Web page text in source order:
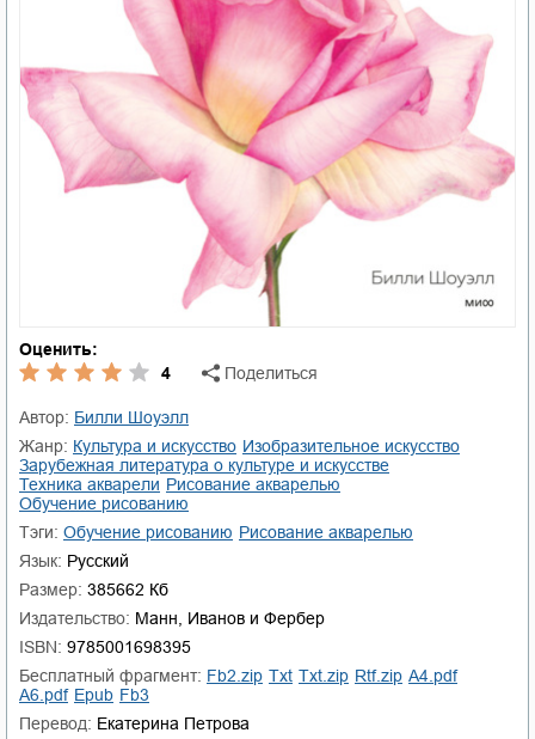
Оценить:
4
Поделиться
Автор:
Билли Шоуэлл
Жанр:
культура и искусство
изобразительное искусство
зарубежная литература о культуре и искусстве
техника акварели
рисование акварелью
обучение рисованию
Тэги:
обучение рисованию
рисование акварелью
Язык: Русский
Размер: 385662 Кб
Издательство: Манн, Иванов и Фербер
ISBN: 9785001698395
Бесплатный фрагмент:
fb2.zip txt txt.zip rtf.zip
a4.pdf
a6.pdf
epub
fb3
Перевод: Екатерина Петрова